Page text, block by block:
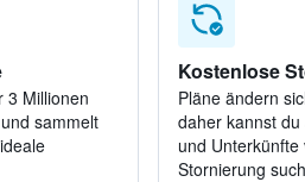
3 Millionen
sammelt
Kostenlose
Pläne ändern
daher kannst
und
Stornierung